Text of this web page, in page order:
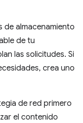
de almacenamiento
de tu
las solicitudes. Si
crea uno
de red primero
el contenido